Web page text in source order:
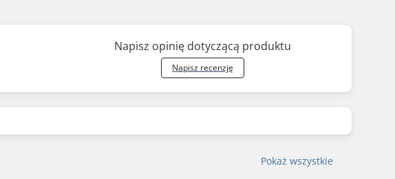
Napisz opinię dotyczącą produktu
Napisz recenzję
Pokaż wszystkie